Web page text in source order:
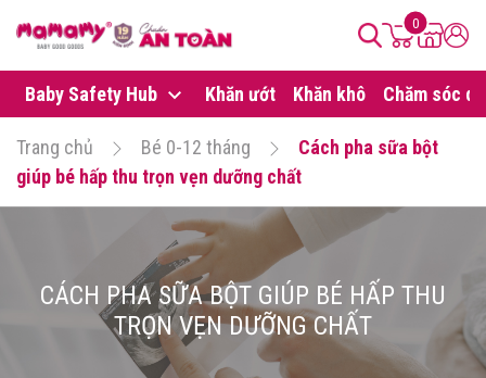
0
Baby Safety Hub Khăn ướt Khăn khô Chăm sóc da
Trang chủ Bé 0-12 tháng
Cách pha sữa bột
giúp bé hấp thu trọn vẹn dưỡng chất
CÁCH PHA SỮA BỘT GIÚP BÉ HẤP THU
TRỌN VẸN DƯỠNG CHẤT